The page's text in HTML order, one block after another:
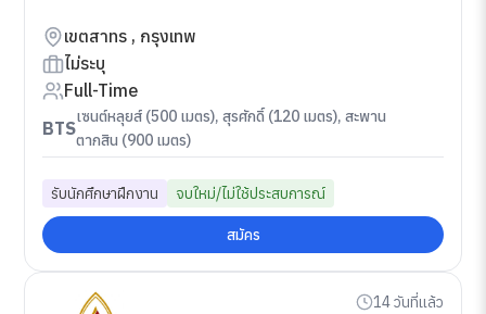
เขตสาทร , กรุงเทพ
ไม่ระบุ
Full-Time
BTS
เซนต์หลุยส์ (500 เมตร), สุรศักดิ์ (120 เมตร), สะพาน
ตากสิน (900 เมตร)
รับนักศึกษาฝึกงาน จบใหม่/ไม่ใช้ประสบการณ์
สมัคร
14 วันที่แล้ว